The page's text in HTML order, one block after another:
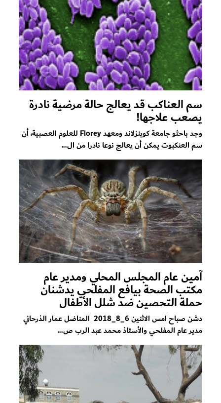
سم العناكب قد يعالج حالة مرضية نادرة
يصعب علاجها!
وجد باحثو جامعة كوينزلاند ومعهد Florey للعلوم العصبية، أن
سم العنكبوت يمكن أن يعالج نوعا نادرا من ال...
آمين عام المجلس المحلي ومدير عام
مكتب الصحة بيافع المفلحي يدشنان
حملة التحصين ضد شلل الأطفال
دشن صباح امس الاثنين 6_8_2018 المناضل عمار الذرحاني
مدير عام المفلحي والأستاذ محمد عبد الرب ص...